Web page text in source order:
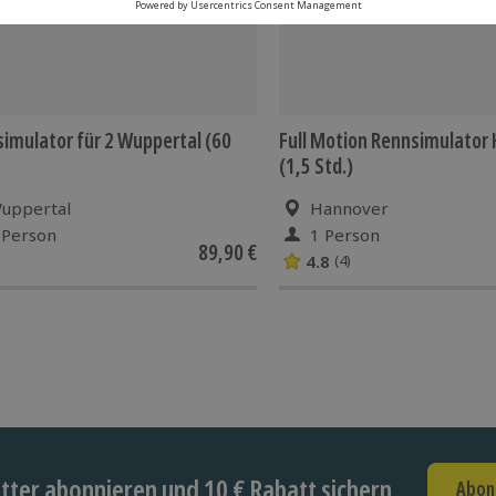
für 2 Wuppertal (60
89,90 €
Full Motion Rennsimulator
(1,5 Std.)
Hannover
1 Person
4.8 (4)
abonnieren und 10 € Rabatt sichern